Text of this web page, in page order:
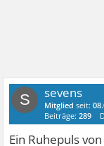
S sevens
Mitglied seit:
Beiträge:289
Ein Ruhepuls